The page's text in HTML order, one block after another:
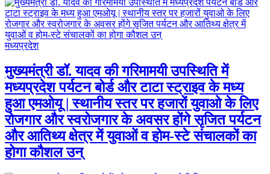
मध्यप्रदेश
मुख्यमंत्री डॉ. यादव की गरिमामयी उपस्थिति में
मध्यप्रदेश पर्यटन बोर्ड और टाटा स्ट्राइव के मध्य
हुआ एमओयू | स्थानीय स्तर पर हजारों युवाओ के लिए
रोजगार और स्वरोजगार के अवसर होंगे सृजित पर्यटन
और आतिथ्य क्षेत्र में युवाओं व होम-स्टे संचालकों का
होगा कौशल उन्